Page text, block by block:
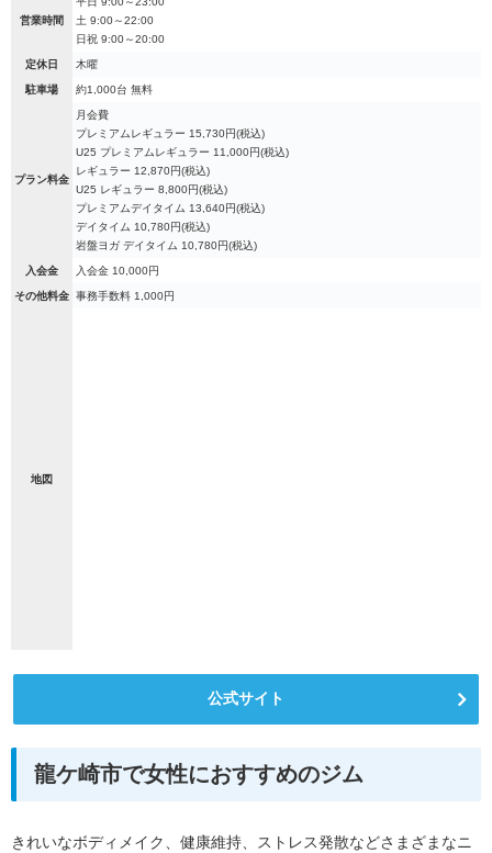
営業時間
土 9:00～22:00
日祝 9:00～20:00
定休日 木曜
駐車場 約1,000台 無料
プラン料金
月会費
プレミアムレギュラー 15,730円(税込)
U25 プレミアムレギュラー 11,000円(税込)
レギュラー 12,870円(税込)
U25 レギュラー 8,800円(税込)
プレミアムデイタイム 13,640円(税込)
デイタイム 10,780円(税込)
岩盤ヨガ デイタイム 10,780円(税込)
入会金 入会金 10,000円
その他料金 事務手数料 1,000円
地図
公式サイト
龍ケ崎市で女性におすすめのジム
きれいなボディメイク、健康維持、ストレス発散などさまざまなニ